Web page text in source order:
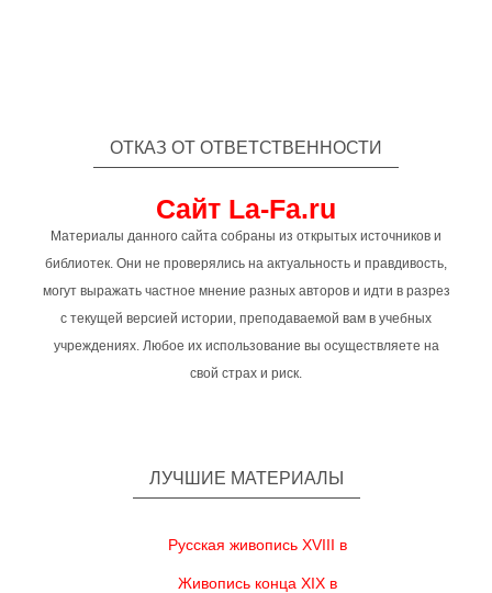
ОТКАЗ ОТ ОТВЕТСТВЕННОСТИ
Сайт La-Fa.ru
Материалы данного сайта собраны из открытых источников и
библиотек. Они не проверялись на актуальность и правдивость,
могут выражать частное мнение разных авторов и идти в разрез
с текущей версией истории, преподаваемой вам в учебных
учреждениях. Любое их использование вы осуществляете на
свой страх и риск.
ЛУЧШИЕ МАТЕРИАЛЫ
Русская живопись XVIII в
Живопись конца XIX в